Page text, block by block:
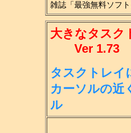
雑誌「最強無料ソフ
大きなタスク
Ver 1.73
タスクトレイ
カーソルの近
ル